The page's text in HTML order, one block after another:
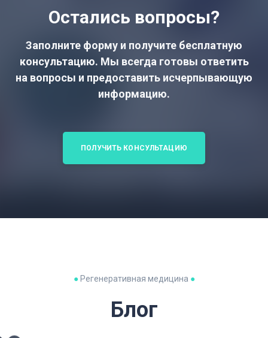
Остались вопросы?
Заполните форму и получите бесплатную
консультацию. Мы всегда готовы ответить
на вопросы и предоставить исчерпывающую
информацию.
ПОЛУЧИТЬ КОНСУЛЬТАЦИЮ
● Регенеративная медицина ●
Блог